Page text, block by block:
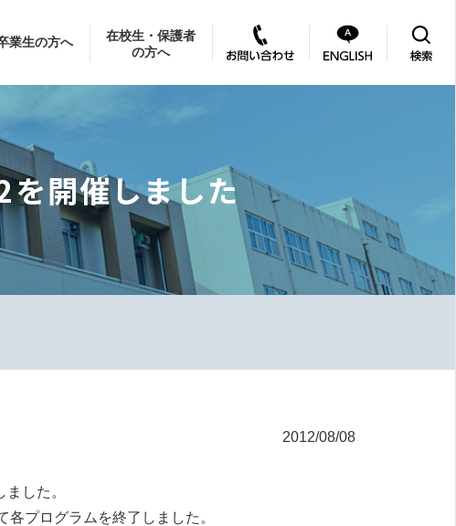
業生の方へ
在校生・保護者
の方へ
を開催しました
2012/08/08
した。
プログラムを終了しました。